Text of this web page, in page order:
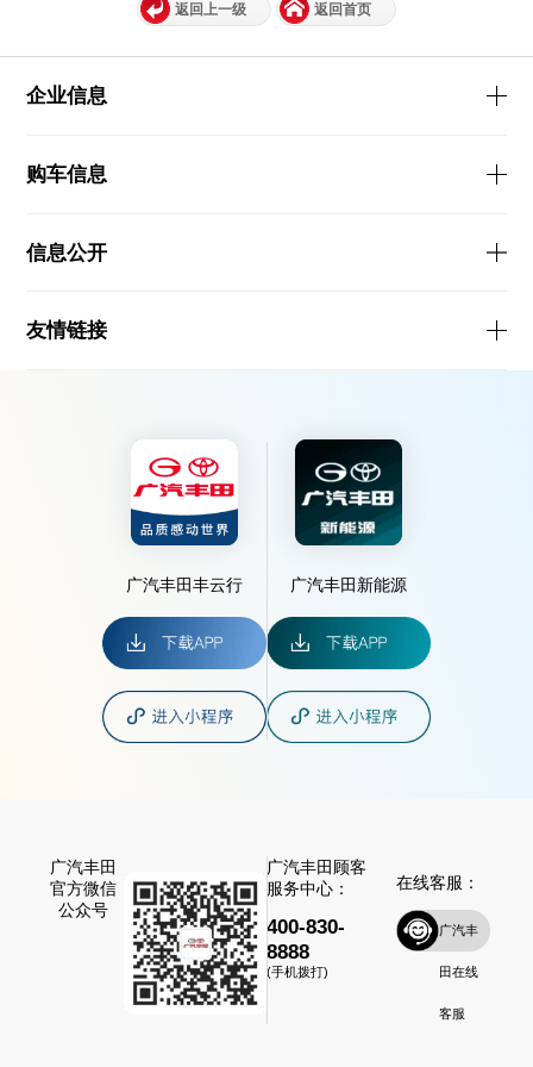
返回上一级 返回首页
企业信息
购车信息
信息公开
友情链接
广汽丰田丰云行 广汽丰田新能源
广汽丰田
官方微信
公众号
广汽丰田顾客
服务中心：
400-830-
8888
(手机拨打)
在线客服：
广汽丰
田在线
客服